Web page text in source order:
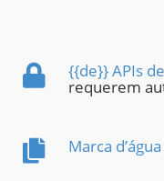
{{de}} APIs
requerem
Marca d’água